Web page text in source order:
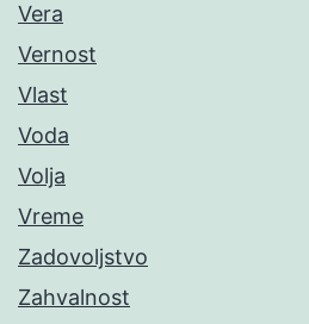
Vera
Vernost
Vlast
Voda
Volja
Vreme
Zadovoljstvo
Zahvalnost